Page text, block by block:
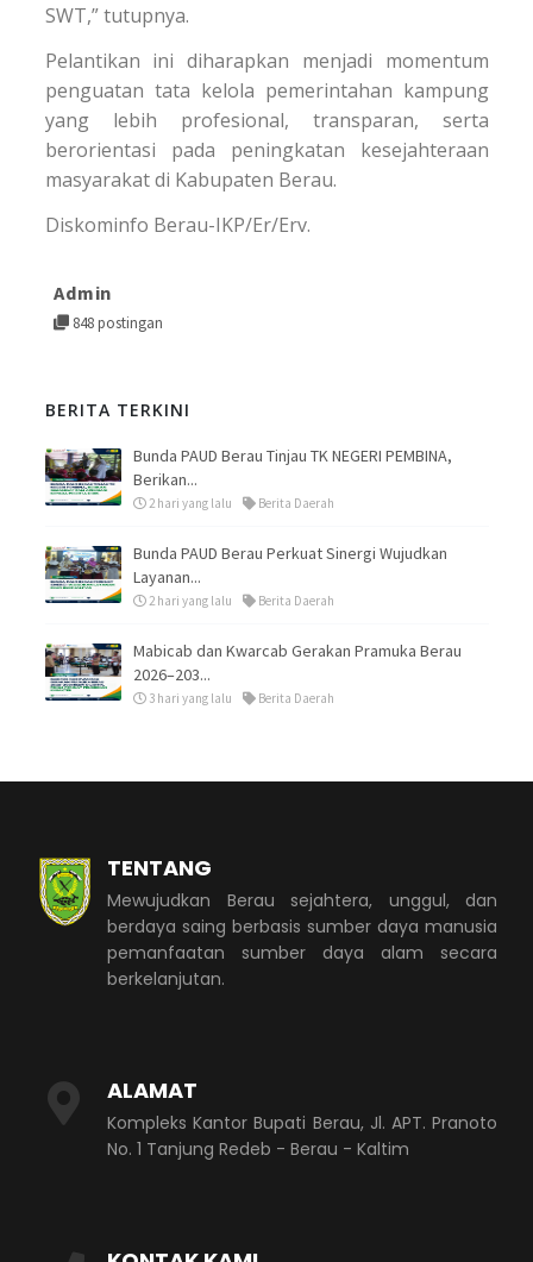
SWT,” tutupnya.
Pelantikan ini diharapkan menjadi momentum
penguatan tata kelola pemerintahan kampung
yang lebih profesional, transparan, serta
berorientasi pada peningkatan kesejahteraan
masyarakat di Kabupaten Berau.
Diskominfo Berau-IKP/Er/Erv.
Admin
848 postingan
BERITA TERKINI
Bunda PAUD Berau Tinjau TK NEGERI PEMBINA,
Berikan...
2 hari yang lalu Berita Daerah
Bunda PAUD Berau Perkuat Sinergi Wujudkan
Layanan...
2 hari yang lalu Berita Daerah
Mabicab dan Kwarcab Gerakan Pramuka Berau
2026–203...
3 hari yang lalu Berita Daerah
TENTANG
Mewujudkan Berau sejahtera, unggul, dan
berdaya saing berbasis sumber daya manusia
pemanfaatan sumber daya alam secara
berkelanjutan.
ALAMAT
Kompleks Kantor Bupati Berau, Jl. APT. Pranoto
No. 1 Tanjung Redeb - Berau - Kaltim